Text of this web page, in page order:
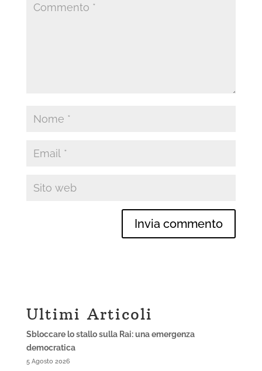
Ultimi Articoli
Sbloccare lo stallo sulla Rai: una emergenza
democratica
5 Agosto 2026